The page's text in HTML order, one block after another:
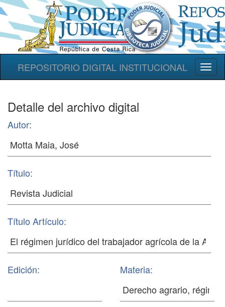
REPOSITORIO DIGITAL INSTITUCIONAL
Detalle del archivo digital
Autor:
Título:
Título Artículo:
Edición: Materia: